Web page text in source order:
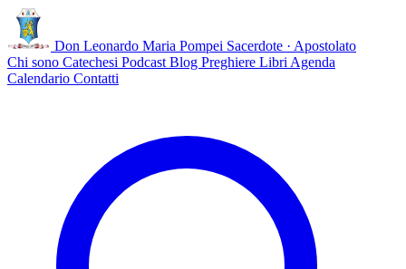
Don Leonardo Maria Pompei Sacerdote · Apostolato
Chi sono Catechesi Podcast Blog Preghiere Libri Agenda
Calendario Contatti